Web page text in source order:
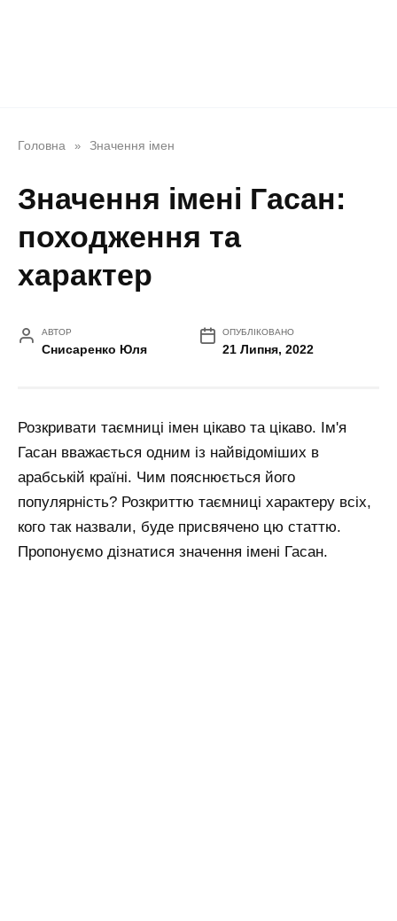
Головна » Значення імен
Значення імені Гасан:
походження та
характер
АВТОР
Снисаренко Юля
ОПУБЛІКОВАНО
21 Липня, 2022
Розкривати таємниці імен цікаво та цікаво. Ім'я
Гасан вважається одним із найвідоміших в
арабській країні. Чим пояснюється його
популярність? Розкриттю таємниці характеру всіх,
кого так назвали, буде присвячено цю статтю.
Пропонуємо дізнатися значення імені Гасан.